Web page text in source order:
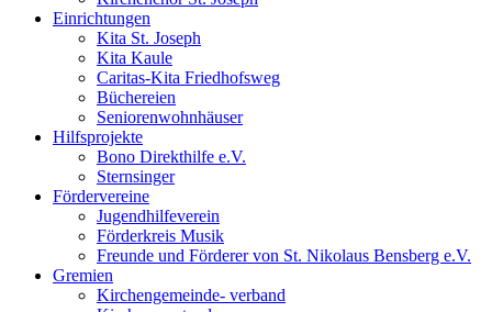
Einrichtungen
Kita St. Joseph
Kita Kaule
Caritas-Kita Friedhofsweg
Büchereien
Seniorenwohnhäuser
Hilfsprojekte
Bono Direkthilfe e.V.
Sternsinger
Fördervereine
Jugendhilfeverein
Förderkreis Musik
Freunde und Förderer von St. Nikolaus Bensberg e.V.
Gremien
Kirchengemeinde- verband